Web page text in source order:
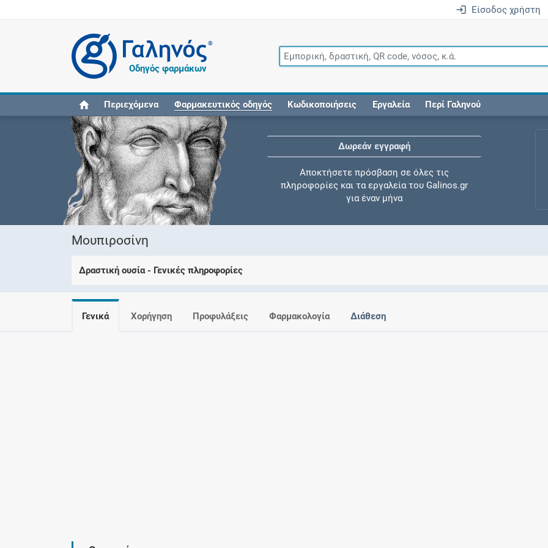
Είσοδος χρήστη
®
Οδηγός φαρμάκων
Περιεχόμενα Φαρμακευτικός οδηγός Κωδικοποιήσεις Εργαλεία Περί Γαληνού
Δωρεάν εγγραφή
Αποκτήσετε πρόσβαση σε όλες τις
πληροφορίες και τα εργαλεία του Galinos.gr
για έναν μήνα
Μουπιροσίνη
Δραστική ουσία - Γενικές πληροφορίες
Γενικά Χορήγηση Προφυλάξεις Φαρμακολογία Διάθεση